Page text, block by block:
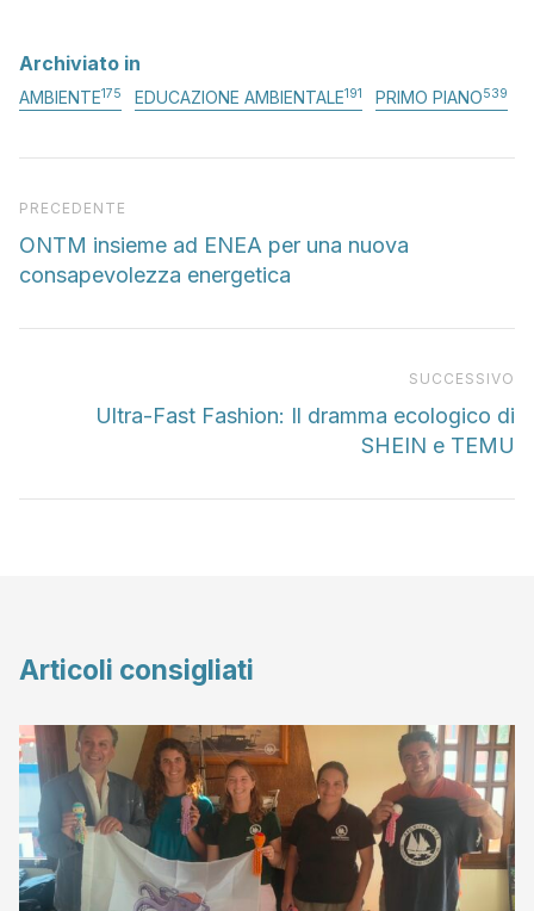
Archiviato in
AMBIENTE175 EDUCAZIONE AMBIENTALE191 PRIMO PIANO539
Articolo precedente
PRECEDENTE
ONTM insieme ad ENEA per una nuova
consapevolezza energetica
SUCCESSIVO
Ultra-Fast Fashion: Il dramma ecologico di
SHEIN e TEMU
Articoli consigliati